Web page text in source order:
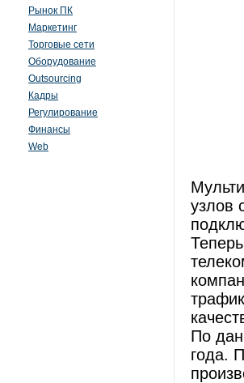
Рынок ПК
Маркетинг
Торговые сети
Оборудование
Outsourcing
Кадры
Регулирование
Финансы
Web
узлов
По
года.